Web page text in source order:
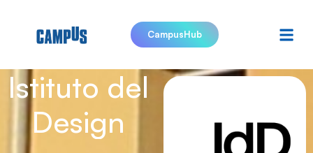
CampusHub
Istituto del
Design